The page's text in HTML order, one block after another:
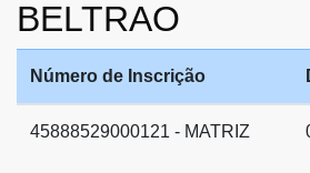
BELTRAO
Número de Inscrição
45888529000121 - MATRIZ